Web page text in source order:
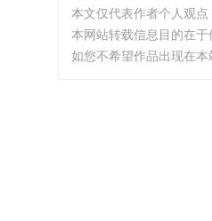
本文仅代表作者个人观
本网站转载信息目的在
如您不希望作品出现在